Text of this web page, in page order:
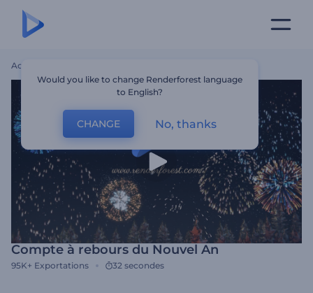
Accueil
Compte à rebours du Nouvel An
95K+ Exportations 32 secondes
Would you like to change Renderforest language
to English?
CHANGE No, thanks